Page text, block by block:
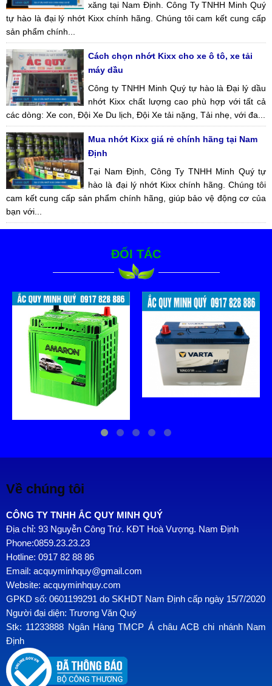
xăng tại Nam Định. Công Ty TNHH Minh Quý
tự hào là đại lý nhớt Kixx chính hãng. Chúng tôi cam kết cung cấp
sản phẩm chính...
Cách chọn nhớt Kixx cho xe ô tô, xe tải
máy dầu
Công ty TNHH Minh Quý tự hào là Đại lý dầu
nhớt Kixx chất lượng cao phù hợp với tất cả
các dòng: Xe con, Đội Xe Du lịch, Đội Xe tải nặng, Tải nhẹ, với đa...
Mua nhớt Kixx giá rẻ chính hãng tại Nam
Định
Tại Nam Định, Công Ty TNHH Minh Quý tự
hào là đại lý nhớt Kixx chính hãng. Chúng tôi
cam kết cung cấp sản phẩm chính hãng, giúp bảo vệ động cơ của
bạn với...
ĐỐI TÁC
Về chúng tôi
CÔNG TY TNHH ẮC QUY MINH QUÝ
Địa chỉ: 93 Nguyễn Công Trứ. KĐT Hoà Vượng. Nam Định
Phone:0859.23.23.23
Hotline: 0917 82 88 86
Email: acquyminhquy@gmail.com
Website: acquyminhquy.com
GPKD số: 0601199291 do SKHDT Nam Định cấp ngày 15/7/2020
Người đại diện: Trương Văn Quý
Stk: 11233888 Ngân Hàng TMCP Á châu ACB chi nhánh Nam
Định